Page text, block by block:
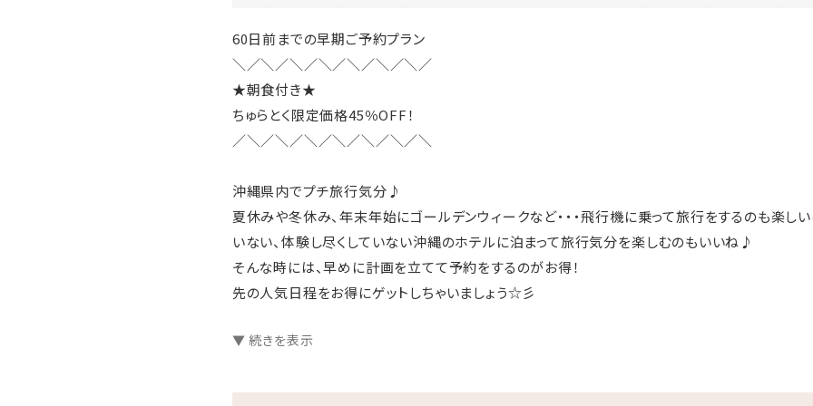
60日前までの早期ご予約プラン
＼／＼／＼／＼／＼／＼／＼／
★朝食付き★
ちゅらとく限定価格45％OFF！
／＼／＼／＼／＼／＼／＼／＼
沖縄県内でプチ旅行気分♪
夏休みや冬休み、年末年始にゴールデンウィークなど・・・飛行機に乗って旅行をするのも楽し
いない、体験し尽くしていない沖縄のホテルに泊まって旅行気分を楽しむのもいいね♪
そんな時には、早めに計画を立てて予約をするのがお得！
先の人気日程をお得にゲットしちゃいましょう☆彡
□プランのご案内
●ラウンジ「感謝」滞在中無料でご利用いただけます。
▼ 続きを表示